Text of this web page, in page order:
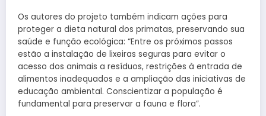
Os autores do projeto também indicam ações para
proteger a dieta natural dos primatas, preservando sua
saúde e função ecológica: “Entre os próximos passos
estão a instalação de lixeiras seguras para evitar o
acesso dos animais a resíduos, restrições à entrada de
alimentos inadequados e a ampliação das iniciativas de
educação ambiental. Conscientizar a população é
fundamental para preservar a fauna e flora”.